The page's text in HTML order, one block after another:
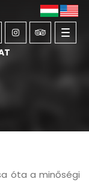
óta a minőségi